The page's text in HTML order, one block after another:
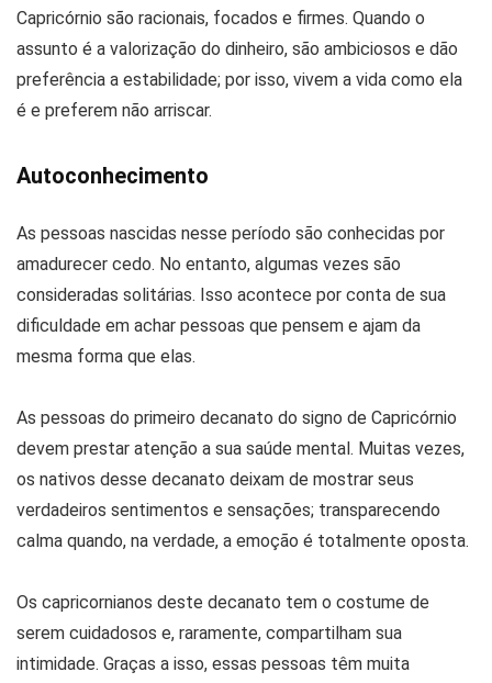
Capricórnio são racionais, focados e firmes. Quando o
assunto é a valorização do dinheiro, são ambiciosos e dão
preferência a estabilidade; por isso, vivem a vida como ela
é e preferem não arriscar.
Autoconhecimento
As pessoas nascidas nesse período são conhecidas por
amadurecer cedo. No entanto, algumas vezes são
consideradas solitárias. Isso acontece por conta de sua
dificuldade em achar pessoas que pensem e ajam da
mesma forma que elas.
As pessoas do primeiro decanato do signo de Capricórnio
devem prestar atenção a sua saúde mental. Muitas vezes,
os nativos desse decanato deixam de mostrar seus
verdadeiros sentimentos e sensações; transparecendo
calma quando, na verdade, a emoção é totalmente oposta.
Os capricornianos deste decanato tem o costume de
serem cuidadosos e, raramente, compartilham sua
intimidade. Graças a isso, essas pessoas têm muita